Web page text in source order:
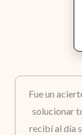
Fue un
solucionar
recibí al día